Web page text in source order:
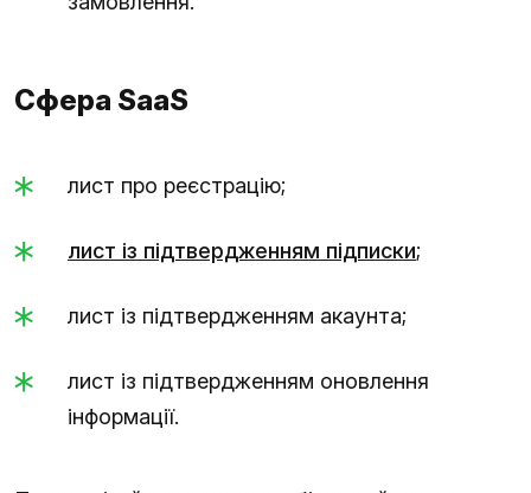
Сфера SaaS
лист про реєстрацію;
лист із підтвердженням підписки;
лист із підтвердженням акаунта;
лист із підтвердженням оновлення
інформації.